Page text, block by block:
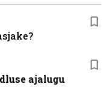
ajalugu